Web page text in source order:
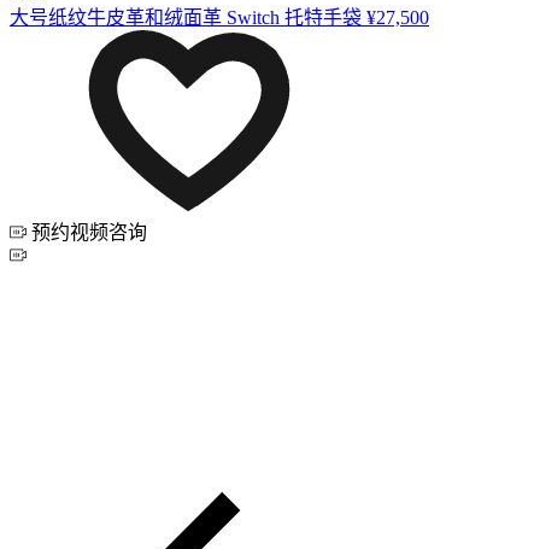
大号纸纹牛皮革和绒面革 Switch 托特手袋 ¥27,500
预约视频咨询